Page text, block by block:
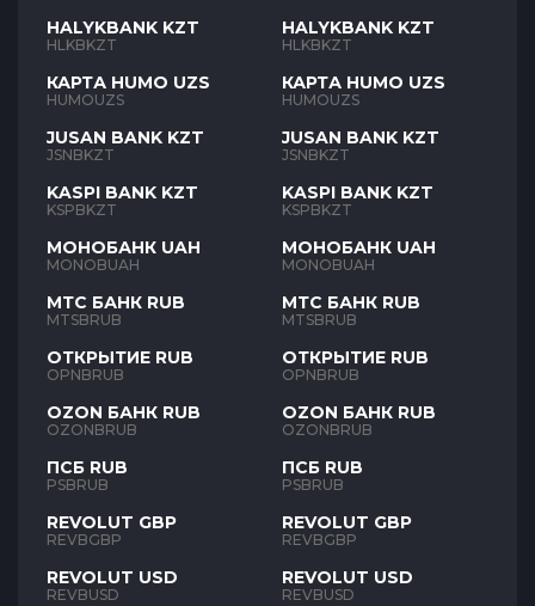
HALYKBANK KZT
HLKBKZT
КАРТА HUMO UZS
HUMOUZS
JUSAN BANK KZT
JSNBKZT
KASPI BANK KZT
KSPBKZT
МОНОБАНК UAH
MONOBUAH
МТС БАНК RUB
MTSBRUB
ОТКРЫТИЕ RUB
OPNBRUB
OZON БАНК RUB
OZONBRUB
ПСБ RUB
PSBRUB
REVOLUT GBP
REVBGBP
REVOLUT USD
REVBUSD
HALYKBANK KZT
HLKBKZT
КАРТА HUMO UZS
HUMOUZS
JUSAN BANK KZT
JSNBKZT
KASPI BANK KZT
KSPBKZT
МОНОБАНК UAH
MONOBUAH
МТС БАНК RUB
MTSBRUB
ОТКРЫТИЕ RUB
OPNBRUB
OZON БАНК RUB
OZONBRUB
ПСБ RUB
PSBRUB
REVOLUT GBP
REVBGBP
REVOLUT USD
REVBUSD